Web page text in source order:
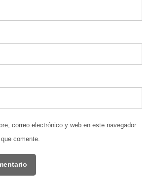
correo electrónico y web en este navegador
comente.